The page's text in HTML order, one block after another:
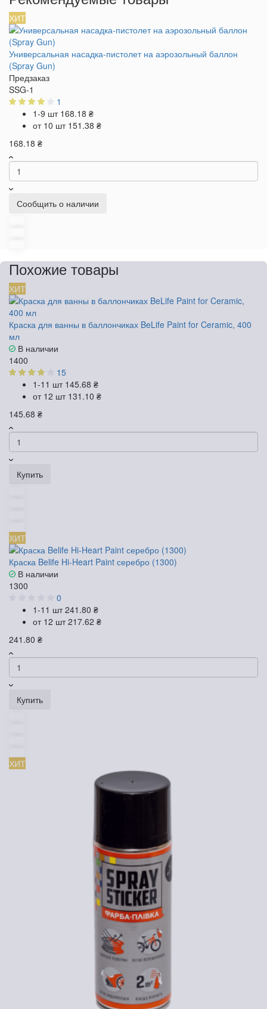
ХИТ
Универсальная насадка-пистолет на аэрозольный баллон
(Spray Gun)
Предзаказ
SSG-1
1
1-9 шт 168.18 ₴
от 10 шт 151.38 ₴
168.18 ₴
Сообщить о наличии
Похожие товары
ХИТ
Краска для ванны в баллончиках BeLife Paint for Ceramic, 400
мл
В наличии
1400
15
1-11 шт 145.68 ₴
от 12 шт 131.10 ₴
145.68 ₴
Купить
ХИТ
Краска Belife Hi-Heart Paint серебро (1300)
В наличии
1300
0
1-11 шт241.80 ₴
от 12 шт217.62 ₴
241.80 ₴
Купить
ХИТ